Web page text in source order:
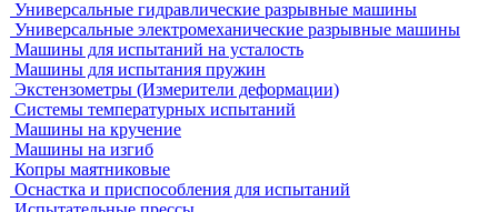
Оборудование для контроля геометрии
3D-сканеры
Аксессуары для метрологического оборудования
Видеоизмерительные машины
Координатно-измерительные машины
Лазерные трекеры
Мультисенсорные и видеоизмерительные машины
Оптические измерительные машины
Приборы для измерения профиля и формы
Промышленные томографы